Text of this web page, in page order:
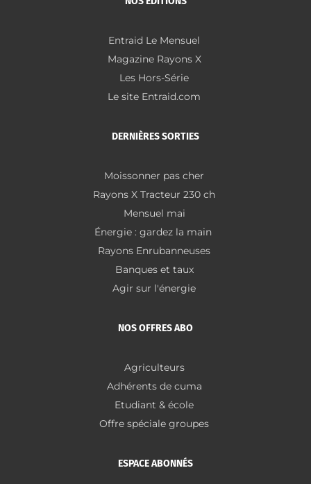
Entraid Le Mensuel
Magazine Rayons X
Les Hors-Série
Le site Entraid.com
DERNIÈRES SORTIES
Moissonner pas cher
Rayons X Tracteur 230 ch
Mensuel mai
Énergie : gardez la main
Rayons Enrubanneuses
Banques et taux
Agir sur l'énergie
NOS OFFRES ABO
Agriculteurs
Adhérents de cuma
Etudiant & école
Offre spéciale groupes
ESPACE ABONNÉS